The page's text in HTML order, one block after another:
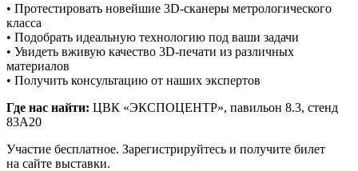
• Протестировать новейшие 3D‑сканеры метрологического
класса
• Подобрать идеальную технологию под ваши задачи
• Увидеть вживую качество 3D‑печати из различных
материалов
• Получить консультацию от наших экспертов
Где нас найти: ЦВК «ЭКСПОЦЕНТР», павильон 8.3, стенд
83А20
Участие бесплатное. Зарегистрируйтесь и получите билет
на сайте выставки.